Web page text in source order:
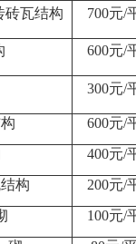
砖瓦结构 700元/
600元/
300元/
600元/
400元/
构
200元/
100元/